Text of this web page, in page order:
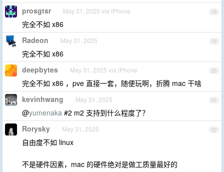
18
prosgtsr May 31, 2025 via iPhone
完全不如 x86
19
Radeon May 31, 2025
完全不如 x86
20
deepbytes May 31, 2025 via iPhone
完全不如 x86 ，pve 直接一套，随便玩啊，折腾 mac 干啥
21
kevinhwang May 31, 2025
@yumenaka #2 m2 支持到什么程度了？
22
Rorysky May 31, 2025
自由度不如 linux
不是硬件因素，mac 的硬件绝对是做工质量最好的